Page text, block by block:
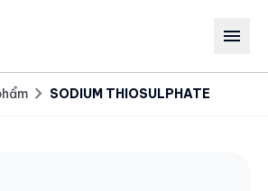
menu
chevron_right SODIUM THIOSULPHATE